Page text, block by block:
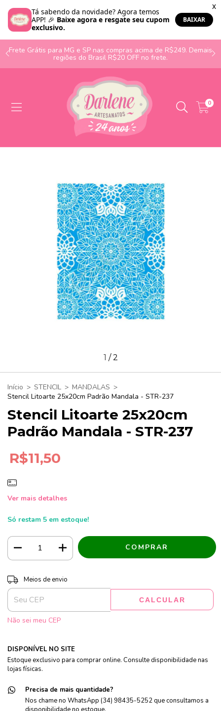
Frete Grátis para MG e SP nas compras acima de R$249. Demais
regiões do Brasil R$20 OFF no frete.
0
1 /2
Início > STENCIL > MANDALAS >
Stencil Litoarte 25x20cm Padrão Mandala - STR-237
Stencil Litoarte 25x20cm
Padrão Mandala - STR-237
R$11,50
Ver mais detalhes
Só restam 5 em estoque!
Entregas para o CEP:
Meios de envio
CALCULAR
Não sei meu CEP
DISPONÍVEL NO SITE
Estoque exclusivo para comprar online. Consulte disponibilidade nas
lojas físicas.
Precisa de mais quantidade?
Nos chame no WhatsApp (34) 98435-5252 que consultamos a